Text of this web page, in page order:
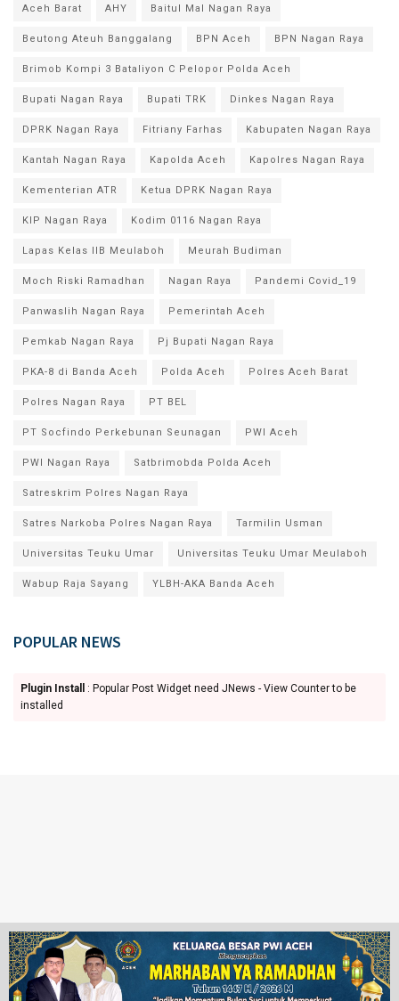
Aceh Barat AHY Baitul Mal Nagan Raya
Beutong Ateuh Banggalang BPN Aceh BPN Nagan Raya
Brimob Kompi 3 Bataliyon C Pelopor Polda Aceh
Bupati Nagan Raya Bupati TRK Dinkes Nagan Raya
DPRK Nagan Raya Fitriany Farhas Kabupaten Nagan Raya
Kantah Nagan Raya Kapolda Aceh Kapolres Nagan Raya
Kementerian ATR Ketua DPRK Nagan Raya
KIP Nagan Raya Kodim 0116 Nagan Raya
Lapas Kelas IIB Meulaboh Meurah Budiman
Moch Riski Ramadhan Nagan Raya Pandemi Covid_19
Panwaslih Nagan Raya Pemerintah Aceh
Pemkab Nagan Raya Pj Bupati Nagan Raya
PKA-8 di Banda Aceh Polda Aceh Polres Aceh Barat
Polres Nagan Raya PT BEL
PT Socfindo Perkebunan Seunagan PWI Aceh
PWI Nagan Raya Satbrimobda Polda Aceh
Satreskrim Polres Nagan Raya
Satres Narkoba Polres Nagan Raya Tarmilin Usman
Universitas Teuku Umar Universitas Teuku Umar Meulaboh
Wabup Raja Sayang YLBH-AKA Banda Aceh
POPULAR NEWS
Plugin Install
: Popular Post Widget need JNews - View Counter to be
installed
Ketentuan Penggunaan Redaksi